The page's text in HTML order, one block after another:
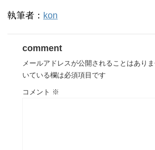
執筆者： kon
comment
メールアドレスが公開されることはありま
いている欄は必須項目です
コメント ※